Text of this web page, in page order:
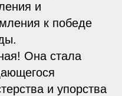
и
к победе
Она стала
и упорства